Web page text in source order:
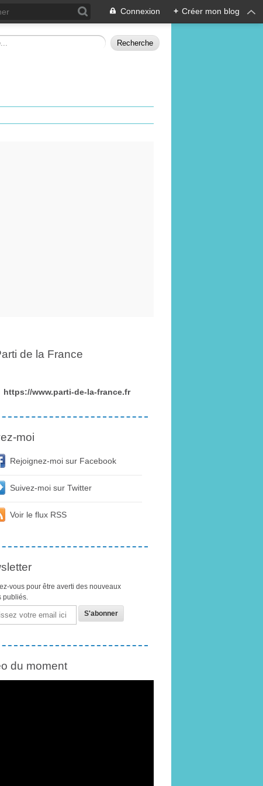
Connexion + Créer mon blog
de la France
https://www.parti-de-la-france.fr
moi
Rejoignez-moi sur Facebook
Suivez-moi sur Twitter
Voir le flux RSS
vous pour être averti des nouveaux
publiés.
du moment